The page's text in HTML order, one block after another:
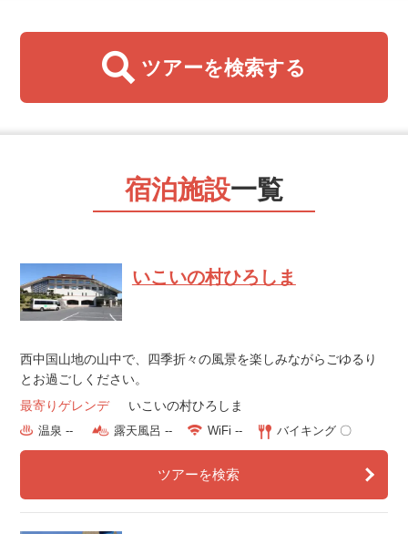
ツアーを検索する
宿泊施設一覧
いこいの村ひろしま
西中国山地の山中で、四季折々の風景を楽しみながらごゆるり
とお過ごしください。
最寄りゲレンデ
いこいの村ひろしま
温泉 -- 露天風呂 -- WiFi -- バイキング 〇
ツアーを検索